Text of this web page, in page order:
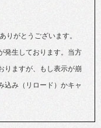
りがとうございます。
発生しております。当方
りますが、もし表示が崩
込み（リロード）かキャ